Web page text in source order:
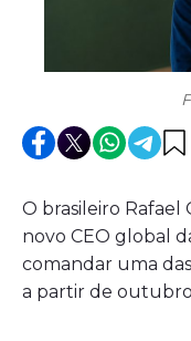
O brasileiro Rafael
novo CEO global
comandar uma
a partir de